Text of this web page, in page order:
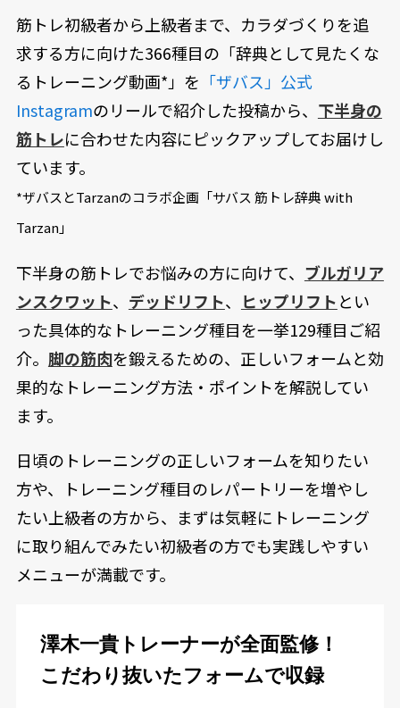
筋トレ初級者から上級者まで、カラダづくりを追
求する方に向けた366種目の「辞典として見たくな
るトレーニング動画*」を 「ザバス」公式
Instagramのリールで紹介した投稿から、 下半身の
筋トレに合わせた内容にピックアップしてお届けし
ています。
*ザバスとTarzanのコラボ企画「サバス 筋トレ辞典 with
Tarzan」
下半身の筋トレでお悩みの方に向けて、 ブルガリア
ンスクワット、 デッドリフト、 ヒップリフトとい
った具体的なトレーニング種目を一挙129種目ご紹
介。 脚の筋肉を鍛えるための、正しいフォームと効
果的なトレーニング方法・ポイントを解説してい
ます。
日頃のトレーニングの正しいフォームを知りたい
方や、トレーニング種目のレパートリーを増やし
たい上級者の方から、まずは気軽にトレーニング
に取り組んでみたい初級者の方でも実践しやすい
メニューが満載です。
澤木一貴トレーナーが全面監修！
こだわり抜いたフォームで収録